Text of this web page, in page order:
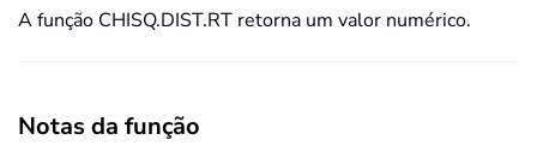
A função CHISQ.DIST.RT retorna um valor numérico.
Notas da função